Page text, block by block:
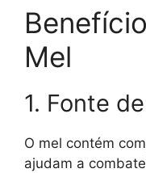
Mel
1. Fonte
O mel contém
ajudam a